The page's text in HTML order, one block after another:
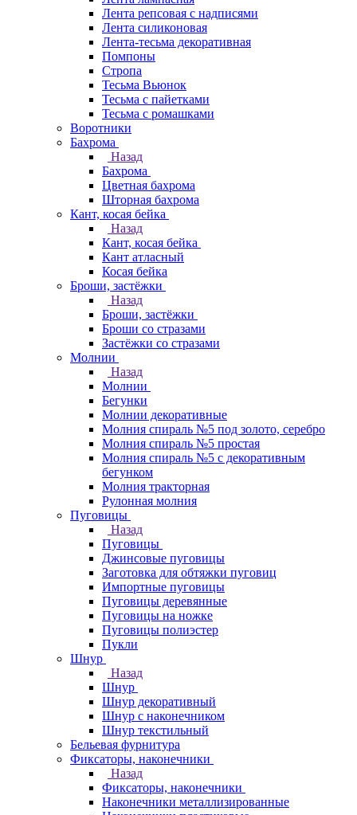
Лента репсовая с надписями
Лента силиконовая
Лента-тесьма декоративная
Помпоны
Стропа
Тесьма Вьюнок
Тесьма с пайетками
Тесьма с ромашками
Воротники
Бахрома
Назад
Бахрома
Цветная бахрома
Шторная бахрома
Кант, косая бейка
Назад
Кант, косая бейка
Кант атласный
Косая бейка
Броши, застёжки
Назад
Броши, застёжки
Броши со стразами
Застёжки со стразами
Молнии
Назад
Молнии
Бегунки
Молнии декоративные
Молния спираль №5 под золото, серебро
Молния спираль №5 простая
Молния спираль №5 с декоративным
бегунком
Молния тракторная
Рулонная молния
Пуговицы
Назад
Пуговицы
Джинсовые пуговицы
Заготовка для обтяжки пуговиц
Импортные пуговицы
Пуговицы деревянные
Пуговицы на ножке
Пуговицы полиэстер
Пукли
Шнур
Назад
Шнур
Шнур декоративный
Шнур с наконечником
Шнур текстильный
Бельевая фурнитура
Фиксаторы, наконечники
Назад
Фиксаторы, наконечники
Наконечники металлизированные